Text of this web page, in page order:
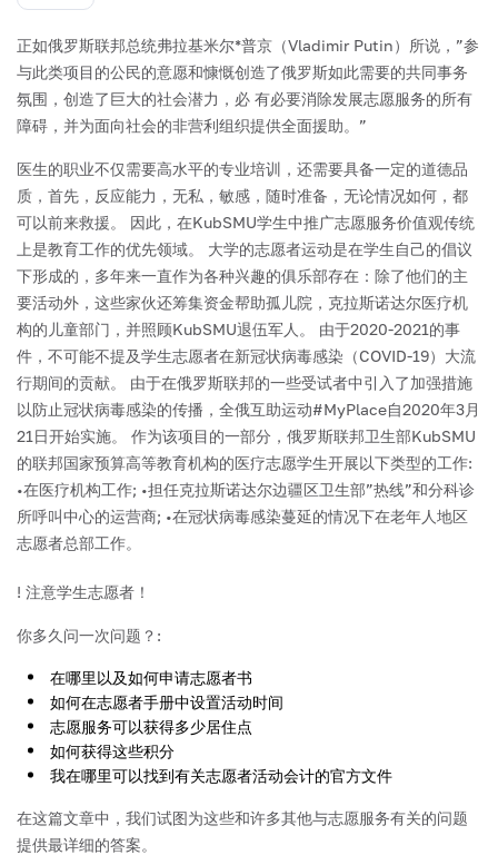
正如俄罗斯联邦总统弗拉基米尔*普京（Vladimir Putin）所说，”参
与此类项目的公民的意愿和慷慨创造了俄罗斯如此需要的共同事务
氛围，创造了巨大的社会潜力，必 有必要消除发展志愿服务的所有
障碍，并为面向社会的非营利组织提供全面援助。”
医生的职业不仅需要高水平的专业培训，还需要具备一定的道德品
质，首先，反应能力，无私，敏感，随时准备，无论情况如何，都
可以前来救援。 因此，在KubSMU学生中推广志愿服务价值观传统
上是教育工作的优先领域。
大学的志愿者运动是在学生自己的倡议
下形成的，多年来一直作为各种兴趣的俱乐部存在：除了他们的主
要活动外，这些家伙还筹集资金帮助孤儿院，克拉斯诺达尔医疗机
构的儿童部门，并照顾KubSMU退伍军人。
由于2020-2021的事
件，不可能不提及学生志愿者在新冠状病毒感染（COVID-19）大流
行期间的贡献。
由于在俄罗斯联邦的一些受试者中引入了加强措施
以防止冠状病毒感染的传播，全俄互助运动#MyPlace自2020年3月
21日开始实施。
作为该项目的一部分，俄罗斯联邦卫生部KubSMU
的联邦国家预算高等教育机构的医疗志愿学生开展以下类型的工作:
•在医疗机构工作; •担任克拉斯诺达尔边疆区卫生部”热线”和分科诊
所呼叫中心的运营商; •在冠状病毒感染蔓延的情况下在老年人地区
志愿者总部工作。
! 注意学生志愿者！
你多久问一次问题？:
在哪里以及如何申请志愿者书
如何在志愿者手册中设置活动时间
志愿服务可以获得多少居住点
如何获得这些积分
我在哪里可以找到有关志愿者活动会计的官方文件
在这篇文章中，我们试图为这些和许多其他与志愿服务有关的问题
提供最详细的答案。